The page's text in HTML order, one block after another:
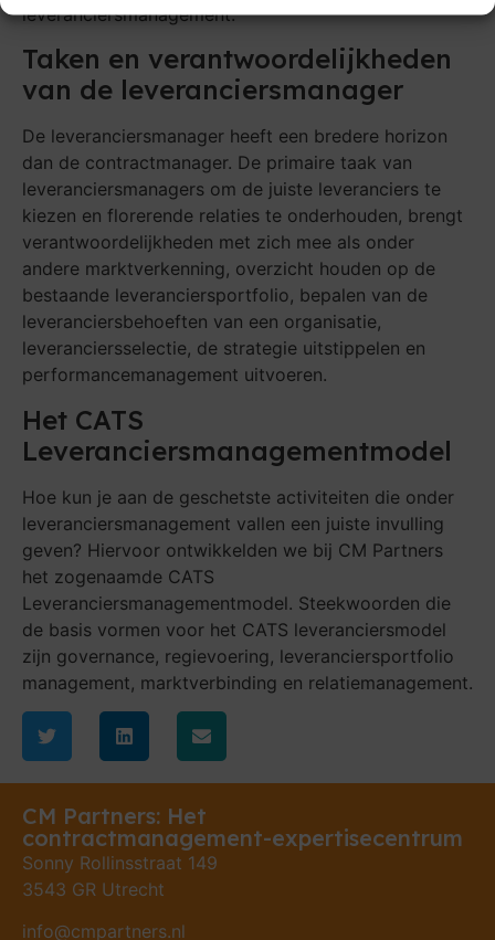
leveranciersmanagement.
Taken en verantwoordelijkheden
van de leveranciersmanager
De leveranciersmanager heeft een bredere horizon
dan de contractmanager. De primaire taak van
leveranciersmanagers om de juiste leveranciers te
kiezen en florerende relaties te onderhouden, brengt
verantwoordelijkheden met zich mee als onder
andere marktverkenning, overzicht houden op de
bestaande leveranciersportfolio, bepalen van de
leveranciersbehoeften van een organisatie,
leveranciersselectie, de strategie uitstippelen en
performancemanagement uitvoeren.
Het CATS
Leveranciersmanagementmodel
Hoe kun je aan de geschetste activiteiten die onder
leveranciersmanagement vallen een juiste invulling
geven? Hiervoor ontwikkelden we bij CM Partners
het zogenaamde CATS
Leveranciersmanagementmodel. Steekwoorden die
de basis vormen voor het CATS leveranciersmodel
zijn governance, regievoering, leveranciersportfolio
management, marktverbinding en relatiemanagement.
CM Partners: Het
contractmanagement-expertisecentrum
Sonny Rollinsstraat 149
3543 GR Utrecht
info@cmpartners.nl